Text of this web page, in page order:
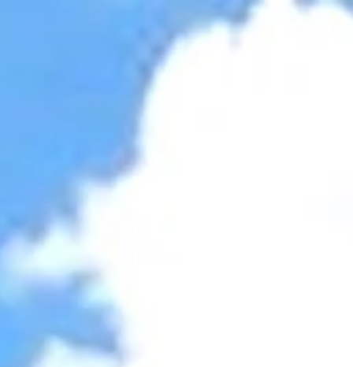
Low saturation
Highlight headings
Read mode
Content scaling 100